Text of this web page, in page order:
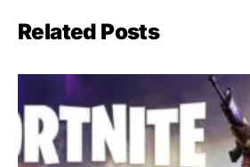
Related Posts